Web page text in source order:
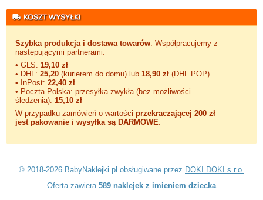
Szybka produkcja i dostawa towarów . Współpracujemy z
następującymi partnerami:
• GLS: 19,10 zł
• DHL: 25,20 (kurierem do domu) lub 18,90 zł (DHL POP)
• InPost: 22,40 zł
• Poczta Polska: przesyłka zwykła (bez możliwości
śledzenia): 15,10 zł
W przypadku zamówień o wartości przekraczającej 200 zł
jest pakowanie i wysyłka są DARMOWE
© 2018-2026 BabyNaklejki.pl obsługiwane przez DOKI DOKI s.r.o.
Oferta zawiera 589 naklejek z imieniem dziecka